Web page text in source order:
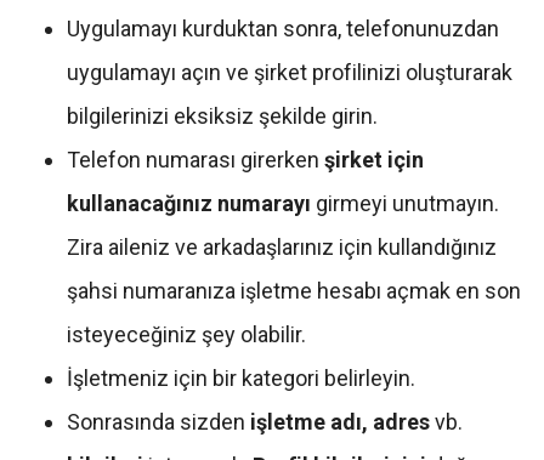
Uygulamayı kurduktan sonra, telefonunuzdan
uygulamayı açın ve şirket profilinizi oluşturarak
bilgilerinizi eksiksiz şekilde girin.
Telefon numarası girerken şirket için
kullanacağınız numarayı girmeyi unutmayın.
Zira aileniz ve arkadaşlarınız için kullandığınız
şahsi numaranıza işletme hesabı açmak en son
isteyeceğiniz şey olabilir.
İşletmeniz için bir kategori belirleyin.
Sonrasında sizden işletme adı, adresvb.